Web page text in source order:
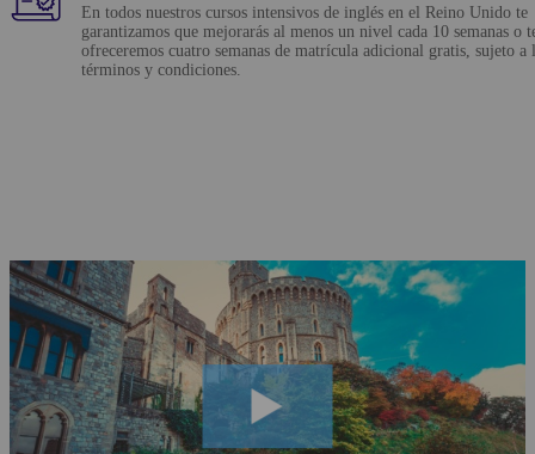
En todos nuestros cursos intensivos de inglés en el Reino Unido te
garantizamos que mejorarás al menos un nivel cada 10 semanas o
ofreceremos cuatro semanas de matrícula adicional gratis, sujeto a
términos y condiciones.